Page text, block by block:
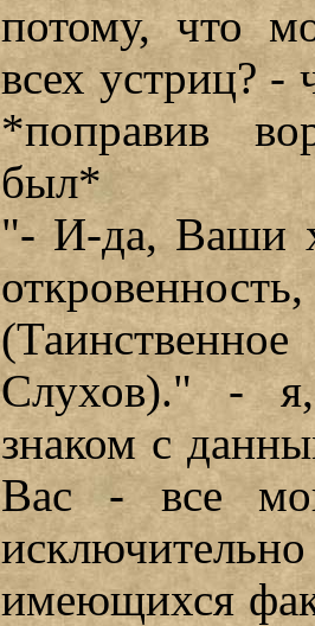
потому, что
всех устриц? -
*поправив
был*
"- И-да, Ваши
Слухов)." -
знаком с
Вас - все
имеющихся